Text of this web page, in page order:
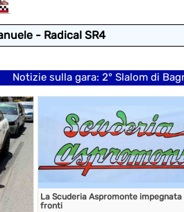
- Radical SR4
Notizie sulla gara: 2° Slalom di
La Scuderia Aspromonte impegnata
fronti